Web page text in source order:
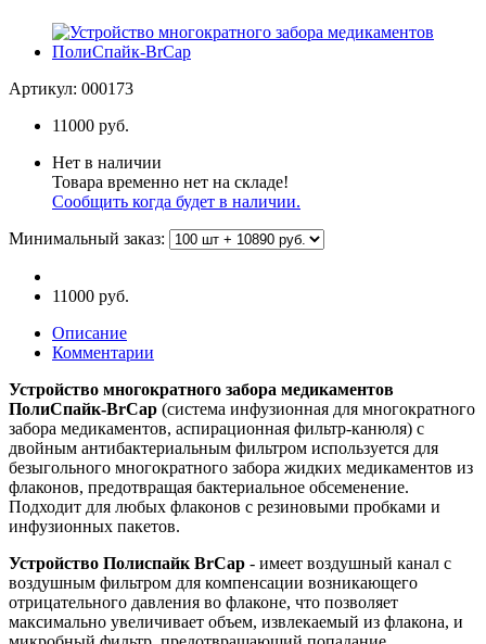
Артикул: 000173
11000 руб.
Нет в наличии
Товара временно нет на складе!
Сообщить когда будет в наличии.
Минимальный заказ:
11000 руб.
Описание
Комментарии
Устройство многократного забора медикаментов
ПолиСпайк-BrCap (система инфузионная для многократного
забора медикаментов, аспирационная фильтр-канюля) c
двойным антибактериальным фильтром используется для
безыгольного многократного забора жидких медикаментов из
флаконов, предотвращая бактериальное обсеменение.
Подходит для любых флаконов с резиновыми пробками и
инфузионных пакетов.
Устройство Полиспайк BrCap - имеет воздушный канал с
воздушным фильтром для компенсации возникающего
отрицательного давления во флаконе, что позволяет
максимально увеличивает объем, извлекаемый из флакона, и